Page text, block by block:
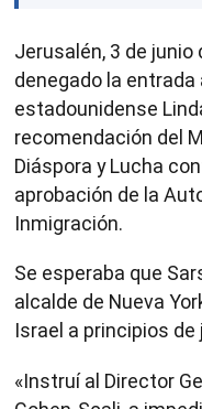
Jerusalén, 3 de junio
denegado la
estadounidense
recomendación del
Diáspora y Lucha
aprobación de la
Inmigración.
Se esperaba que
alcalde de Nueva
Israel a principios de
«Instruí al Director